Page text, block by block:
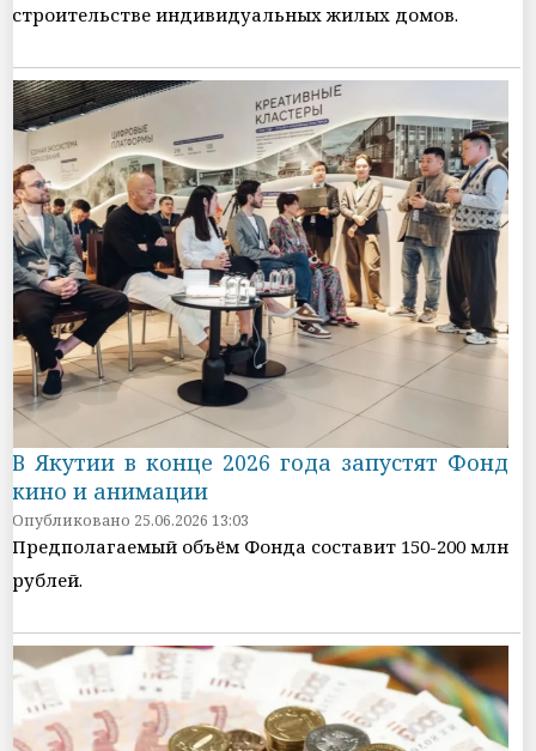
строительстве индивидуальных жилых домов.
В Якутии в конце 2026 года запустят Фонд
кино и анимации
Опубликовано 25.06.2026 13:03
Предполагаемый объём Фонда составит 150-200 млн
рублей.